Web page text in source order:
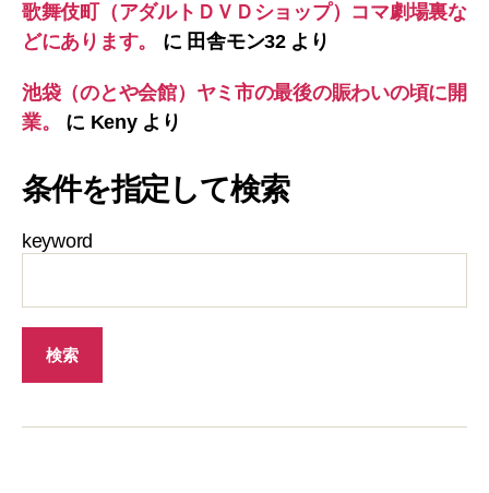
歌舞伎町（アダルトＤＶＤショップ）コマ劇場裏な
どにあります。
に 田舎モン32より
池袋（のとや会館）ヤミ市の最後の賑わいの頃に開
業。
に Kenyより
条件を指定して検索
keyword